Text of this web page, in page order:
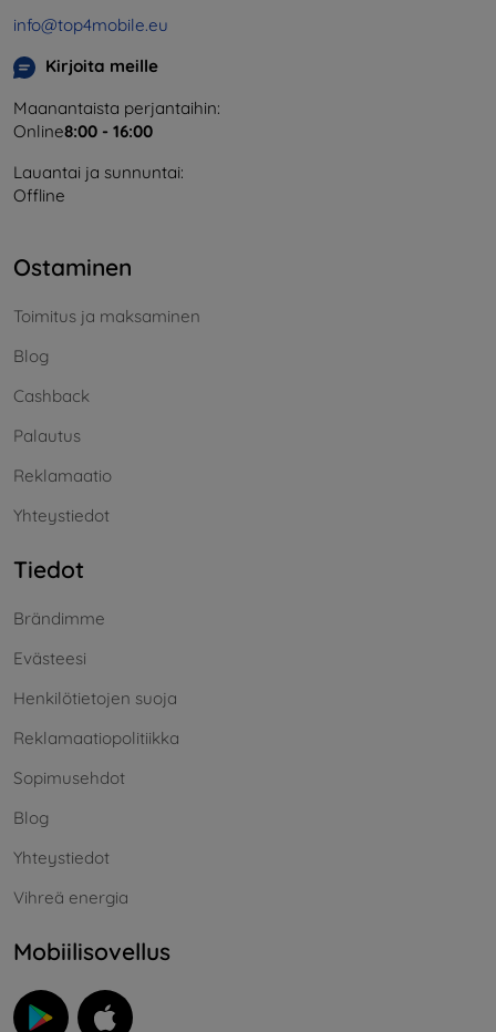
info@top4mobile.eu
Kirjoita meille
Maanantaista perjantaihin:
Online8:00 - 16:00
Lauantai ja sunnuntai:
Offline
Ostaminen
Toimitus ja maksaminen
Blog
Cashback
Palautus
Reklamaatio
Yhteystiedot
Tiedot
Brändimme
Evästeesi
Henkilötietojen suoja
Reklamaatiopolitiikka
Sopimusehdot
Blog
Yhteystiedot
Vihreä energia
Mobiilisovellus